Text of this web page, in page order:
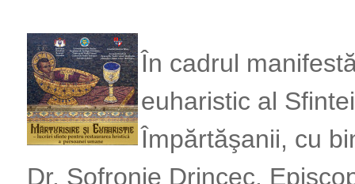
În cadrul
euharistic al
Împărtăşanii, cu
Dr. Sofronie Drincec,